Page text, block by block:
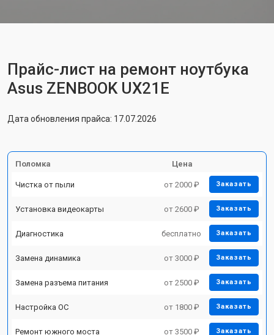
Прайс-лист на ремонт ноутбука
Asus ZENBOOK UX21E
Дата обновления прайса: 17.07.2026
Поломка Цена
Чистка от пыли от 2000 ₽ Заказать
Установка видеокарты от 2600 ₽ Заказать
Диагностика бесплатно Заказать
Замена динамика от 3000 ₽ Заказать
Замена разъема питания от 2500 ₽ Заказать
Настройка ОС от 1800 ₽ Заказать
Ремонт южного моста от 3500 ₽ Заказать